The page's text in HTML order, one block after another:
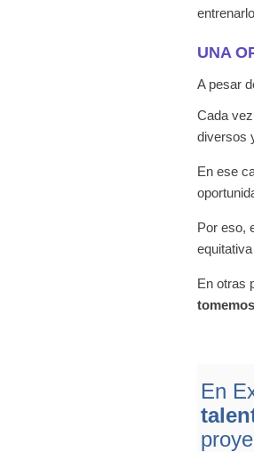
UNA
A pesar
Cada
diversos
En ese
Por eso,
En otras
En